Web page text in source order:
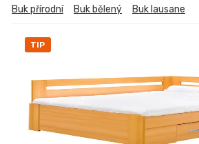
Buk přírodní Buk bělený Buk lausane
TIP